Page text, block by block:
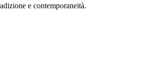
e contemporaneità.